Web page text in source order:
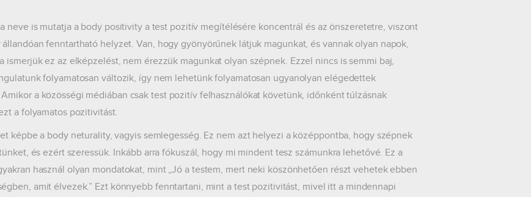
neve is mutatja a body positivity a test pozitív megítélésére koncentrál és az önszeretetre, viszont
állandóan fenntartható helyzet. Van, hogy gyönyörűnek látjuk magunkat, és vannak olyan napok,
ismerjük ez az elképzelést, nem érezzük magunkat olyan szépnek. Ezzel nincs is semmi baj,
folyamatosan változik, így nem lehetünk folyamatosan ugyanolyan elégedettek
a közösségi médiában csak test pozitív felhasználókat követünk, időnként túlzásnak
a folyamatos pozitivitást.
képbe a body neturality, vagyis semlegesség. Ez nem azt helyezi a középpontba, hogy szépnek
és ezért szeressük. Inkább arra fókuszál, hogy mi mindent tesz számunkra lehetővé. Ez a
használ olyan mondatokat, mint „Jó a testem, mert neki köszönhetően részt vehetek ebben
amit élvezek.” Ezt könnyebb fenntartani, mint a test pozitivitást, mivel itt a mindennapi